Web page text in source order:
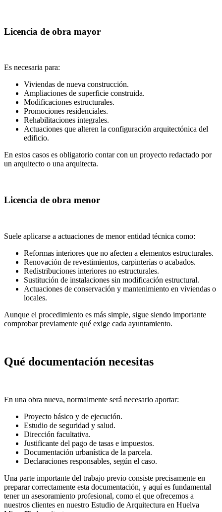
Licencia de obra mayor
Es necesaria para:
Viviendas de nueva construcción.
Ampliaciones de superficie construida.
Modificaciones estructurales.
Promociones residenciales.
Rehabilitaciones integrales.
Actuaciones que alteren la configuración arquitectónica del
edificio.
En estos casos es obligatorio contar con un proyecto redactado por
un arquitecto o una arquitecta.
Licencia de obra menor
Suele aplicarse a actuaciones de menor entidad técnica como:
Reformas interiores que no afecten a elementos estructurales.
Renovación de revestimientos, carpinterías o acabados.
Redistribuciones interiores no estructurales.
Sustitución de instalaciones sin modificación estructural.
Actuaciones de conservación y mantenimiento en viviendas o
locales.
Aunque el procedimiento es más simple, sigue siendo importante
comprobar previamente qué exige cada ayuntamiento.
Qué documentación necesitas
En una obra nueva, normalmente será necesario aportar:
Proyecto básico y de ejecución.
Estudio de seguridad y salud.
Dirección facultativa.
Justificante del pago de tasas e impuestos.
Documentación urbanística de la parcela.
Declaraciones responsables, según el caso.
Una parte importante del trabajo previo consiste precisamente en
preparar correctamente esta documentación, y aquí es fundamental
tener un asesoramiento profesional, como el que ofrecemos a
nuestros clientes en nuestro Estudio de Arquitectura en Huelva